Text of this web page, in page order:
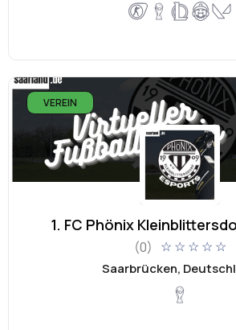
VEREIN
1. FC Phönix
(0) ☆ ☆ ☆ ☆ ☆
Saarbrücken,